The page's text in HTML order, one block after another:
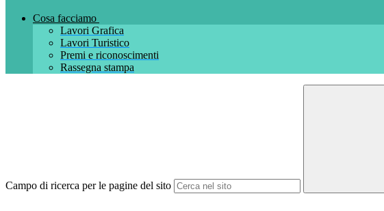
Cosa facciamo
Lavori Grafica
Lavori Turistico
Premi e riconoscimenti
Rassegna stampa
Campo di ricerca per le pagine del sito